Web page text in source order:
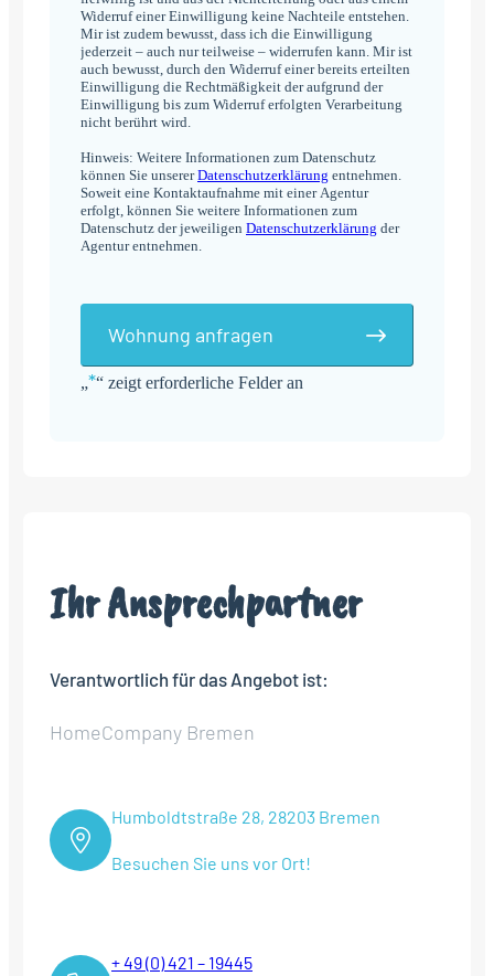
„*“ zeigt erforderliche Felder an
Widerruf einer Einwilligung keine Nachteile entstehen.
Mir ist zudem bewusst, dass ich die Einwilligung
jederzeit – auch nur teilweise – widerrufen kann. Mir ist
auch bewusst, durch den Widerruf einer bereits erteilten
Einwilligung die Rechtmäßigkeit der aufgrund der
Einwilligung bis zum Widerruf erfolgten Verarbeitung
nicht berührt wird.
Hinweis: Weitere Informationen zum Datenschutz
können Sie unsererDatenschutzerklärung entnehmen.
Soweit eine Kontaktaufnahme mit einer Agentur
erfolgt, können Sie weitere Informationen zum
Datenschutz der jeweiligen Datenschutzerklärung der
Agentur entnehmen.
Wohnung anfragen
Ihr Ansprechpartner
Verantwortlich für das Angebot ist:
HomeCompany Bremen
Humboldtstraße 28, 28203 Bremen
Besuchen Sie uns vor Ort!
+ 49 (0) 421 – 19445